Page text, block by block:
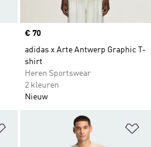
Price
€ 70
adidas x Arte Antwerp Graphic T-
shirt
Heren Sportswear
2 kleuren
Nieuw
Op verlanglijst zetten